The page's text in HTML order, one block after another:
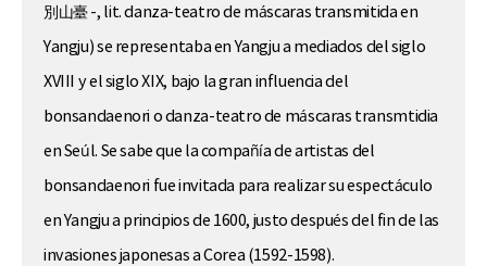
別山臺 -, lit. danza-teatro de máscaras transmitida en
Yangju) se representaba en Yangju a mediados del siglo
XVIII y el siglo XIX, bajo la gran influencia del
bonsandaenori o danza-teatro de máscaras transmtidia
en Seúl. Se sabe que la compañía de artistas del
bonsandaenori fue invitada para realizar su espectáculo
en Yangju a principios de 1600, justo después del fin de las
invasiones japonesas a Corea (1592-1598).